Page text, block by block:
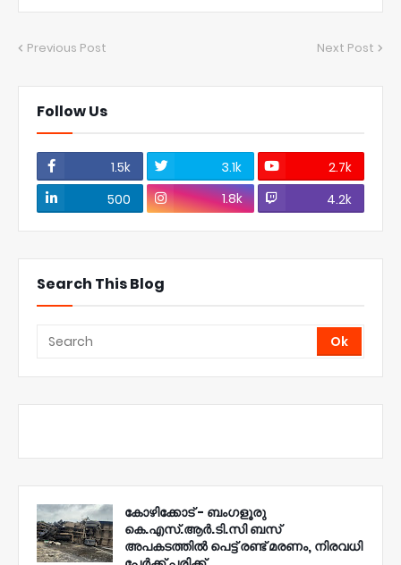
Previous Post Next Post
Follow Us
1.5k 3.1k
2.7k
500
1.8k 4.2k
Search This Blog
കോഴിക്കോട് - ബംഗളൂരു
കെ.എസ്.ആർ.ടി.സി ബസ്
അപകടത്തിൽ പെട്ട് രണ്ട് മരണം, നിരവധി